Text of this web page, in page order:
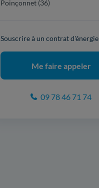
Poinçonnet (36)
Souscrire à un contrat d'énergie
Me faire appeler
09 78 46 71 74